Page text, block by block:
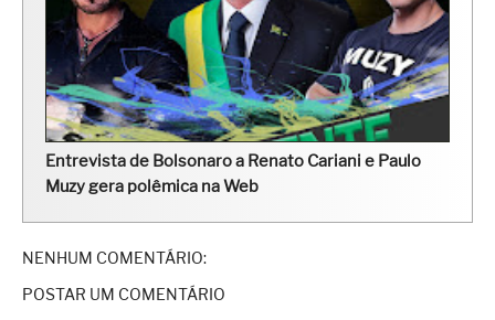
Entrevista de Bolsonaro a Renato Cariani e Paulo
Muzy gera polêmica na Web
NENHUM COMENTÁRIO:
POSTAR UM COMENTÁRIO